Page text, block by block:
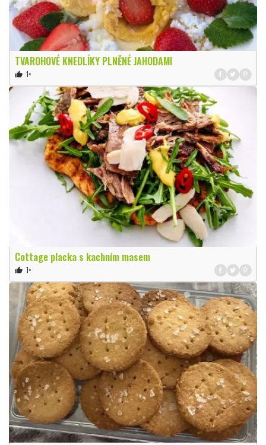
TVAROHOVÉ KNEDLÍKY PLNĚNÉ JAHODAMI
thumb_up 1×
Cottage placka s kachním masem
thumb_up 1×